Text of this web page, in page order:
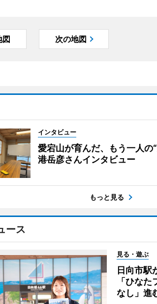
図 次の地図
インタビュー
愛宕山が育んだ、もう一人の
港岳彦さんインタビュー
もっと見る
ース
見る・遊ぶ
日向市
「ひな
なし」進